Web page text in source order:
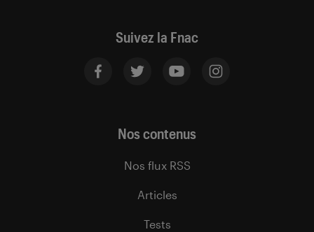
Suivez la Fnac
Nos contenus
Nos flux RSS
Articles
Tests